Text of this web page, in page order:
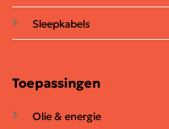
Sleepkabels
Toepassingen
Olie & energie